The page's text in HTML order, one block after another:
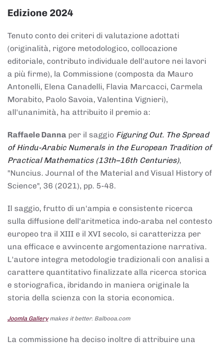
Edizione 2024
Tenuto conto dei criteri di valutazione adottati
(originalità, rigore metodologico, collocazione
editoriale, contributo individuale dell'autore nei lavori
a più firme), la Commissione (composta da Mauro
Antonelli, Elena Canadelli, Flavia Marcacci, Carmela
Morabito, Paolo Savoia, Valentina Vignieri),
all'unanimità, ha attribuito il premio a:
Raffaele Danna per il saggio Figuring Out. The Spread
of Hindu-Arabic Numerals in the European Tradition of
Practical Mathematics (13th–16th Centuries),
"Nuncius. Journal of the Material and Visual History of
Science", 36 (2021), pp. 5-48.
Il saggio, frutto di un'ampia e consistente ricerca
sulla diffusione dell'aritmetica indo-araba nel contesto
europeo tra il XIII e il XVI secolo, si caratterizza per
una efficace e avvincente argomentazione narrativa.
L'autore integra metodologie tradizionali con analisi a
carattere quantitativo finalizzate alla ricerca storica
e storiografica, ibridando in maniera originale la
storia della scienza con la storia economica.
Joomla Gallerymakes it better. Balbooa.com
La commissione ha deciso inoltre di attribuire una